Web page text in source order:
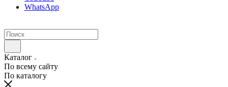
WhatsApp
Каталог
По всему сайту
По каталогу